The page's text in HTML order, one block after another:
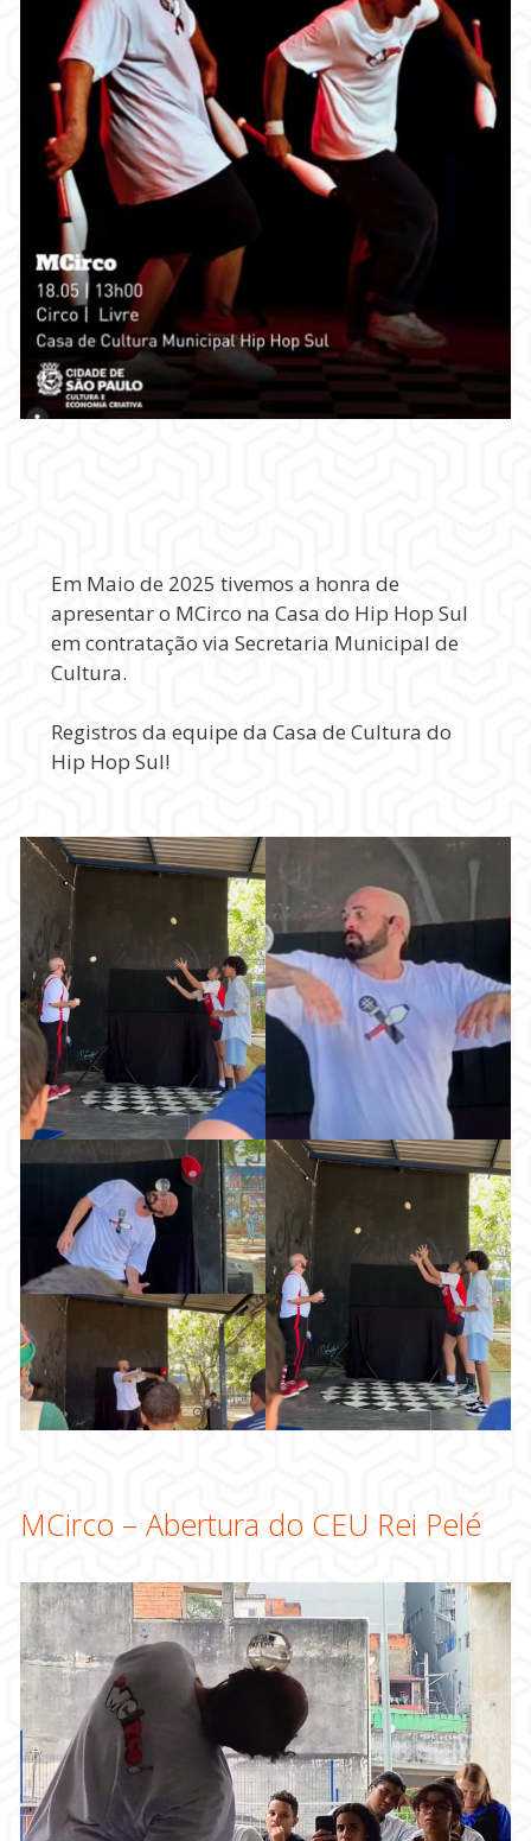
Em Maio de 2025 tivemos a honra de
apresentar o MCirco na Casa do Hip Hop Sul
em contratação via Secretaria Municipal de
Cultura.
Registros da equipe da Casa de Cultura do
Hip Hop Sul!
MCirco – Abertura do CEU Rei Pelé